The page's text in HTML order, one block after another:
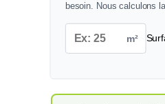
besoin. Nous calculons
m²